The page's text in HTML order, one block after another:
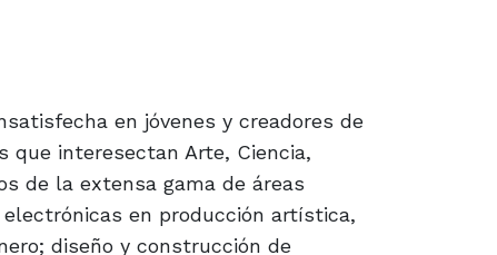
en jóvenes y creadores de
que interesectan Arte, Ciencia,
de la extensa gama de áreas
en producción artística,
diseño y construcción de